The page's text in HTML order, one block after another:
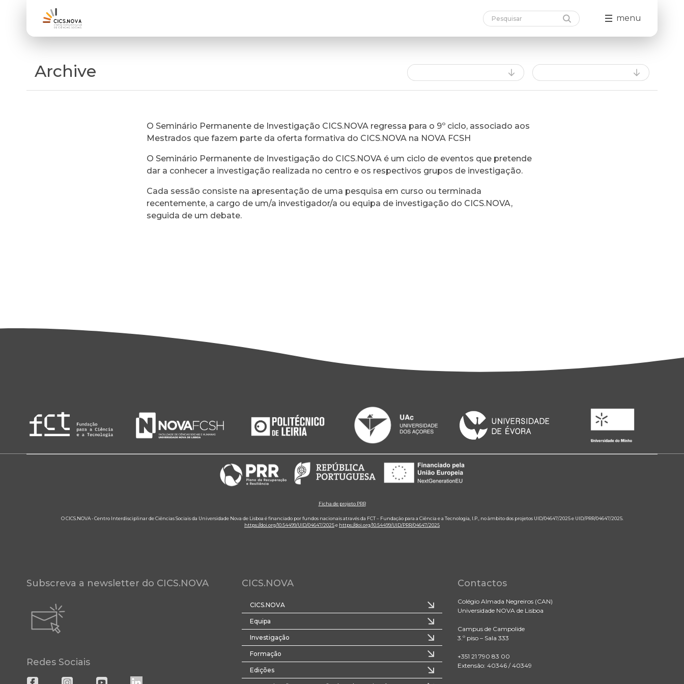
menu
Archive
O Seminário Permanente de Investigação CICS.NOVA regressa para o 9º ciclo, associado aos
Mestrados que fazem parte da oferta formativa do CICS.NOVA na NOVA FCSH
O Seminário Permanente de Investigação do CICS.NOVA é um ciclo de eventos que pretende
dar a conhecer a investigação realizada no centro e os respectivos grupos de investigação.
Cada sessão consiste na apresentação de uma pesquisa em curso ou terminada
recentemente, a cargo de um/a investigador/a ou equipa de investigação do CICS.NOVA,
seguida de um debate.
Ficha de projeto PRR
O CICS.NOVA - Centro Interdisciplinar de Ciências Sociais da Universidade Nova de Lisboa é financiado por fundos nacionais através da FCT – Fundação para a Ciência e a Tecnologia, I.P., no âmbito dos projetos UID/04647/2025 e UID/PRR/04647/2025.
https://doi.org/10.54499/UID/04647/2025e https://doi.org/10.54499/UID/PRR/04647/2025
Subscreva a newsletter do CICS.NOVA
Redes Sociais
CICS.NOVA
CICS.NOVA
Equipa
Investigação
Formação
Edições
Contactos
Colégio Almada Negreiros (CAN)
Universidade NOVA de Lisboa
Campus de Campolide
3.º piso – Sala 333
+351 21 790 83 00
Extensão: 40346 / 40349